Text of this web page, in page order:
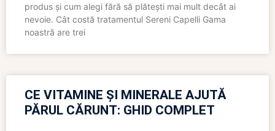
produs și cum alegi fără să plătești mai mult decât ai
nevoie. Cât costă tratamentul Sereni Capelli Gama
noastră are trei
CE VITAMINE ȘI MINERALE AJUTĂ
PĂRUL CĂRUNT: GHID COMPLET